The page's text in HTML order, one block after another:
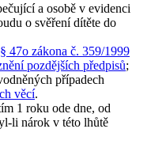
a osobě v evidenci
o svěření dítěte do
47o zákona č. 359/1999
pozdějších předpisů;
případech
věcí.
1 roku ode dne, od
li nárok v této lhůtě